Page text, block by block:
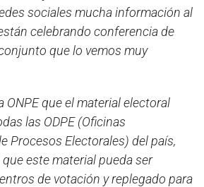
sociales mucha información al
celebrando conferencia de
que lo vemos muy
ONPE que el material electoral
las ODPE (Oficinas
Procesos Electorales) del país,
este material pueda ser
de votación y replegado para